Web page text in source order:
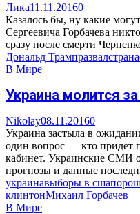
Лика11.11.20160
Казалось бы, ну какие
Сергеевича Горбачева
сразу после смерти
Дональд Трампразвалстрана
В Мире
Украина молится
Nikolay08.11.20160
Украина застыла в
один вопрос — кто придет
кабинет. Украинские СМИ
прогнозы и данные
украинавыборы в сша
клинтонМихаил Горбачев
В Мире